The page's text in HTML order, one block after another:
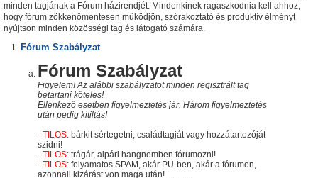
minden tagjának a Fórum házirendjét. Mindenkinek ragaszkodnia kell ahhoz,
hogy fórum zökkenőmentesen működjön, szórakoztató és produktív élményt
nyújtson minden közösségi tag és látogató számára.
Fórum Szabályzat
Fórum Szabályzat
Figyelem! Az alábbi szabályzatot minden regisztrált tag
betartani köteles!
Ellenkező esetben figyelmeztetés jár. Három figyelmeztetés
után pedig kitiltás!
- TILOS: bárkit sértegetni, családtagját vagy hozzátartozóját
szidni!
- TILOS: trágár, alpári hangnemben fórumozni!
- TILOS: folyamatos SPAM, akár PÜ-ben, akár a fórumon,
azonnali kizárást von maga után!